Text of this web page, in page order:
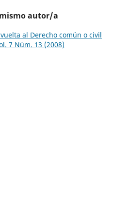
autor/a
vuelta al Derecho común o civil
7 Núm. 13 (2008)